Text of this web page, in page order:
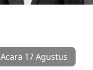
Acara 17 Agustus